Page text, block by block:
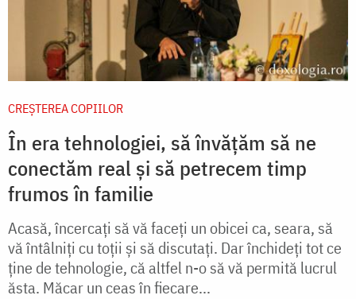
CREŞTEREA COPIILOR
În era tehnologiei, să învățăm să ne
conectăm real și să petrecem timp
frumos în familie
Acasă, încercați să vă faceți un obicei ca, seara, să
vă întâlniți cu toții și să discutați. Dar închideți tot ce
ține de tehnologie, că altfel n-o să vă permită lucrul
ăsta. Măcar un ceas în fiecare...